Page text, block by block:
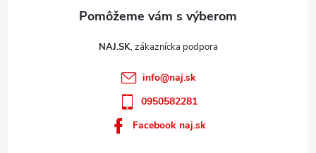
NAJ.SK
info@naj.sk
0950582281
Facebook naj.sk